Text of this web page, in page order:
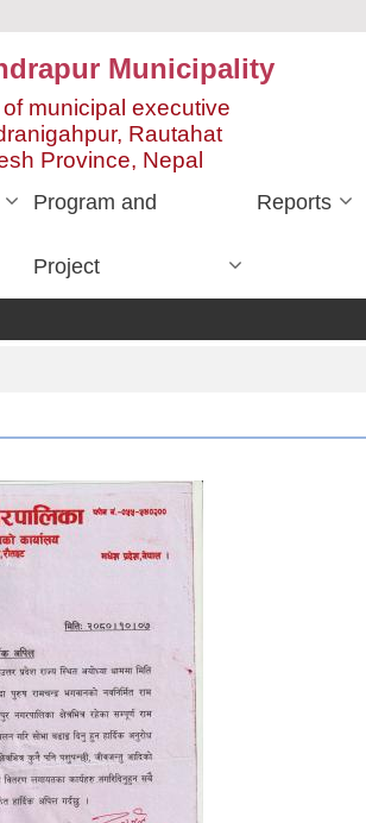
Municipality
municipal executive
Rautahat
Province, Nepal
Program and
Project
Reports